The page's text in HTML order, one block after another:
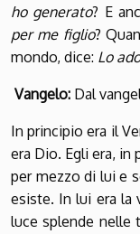
ho generato? E
per me figlio?
mondo, dice: Lo
Vangelo: Dal
In principio era il
era Dio. Egli era,
per mezzo di lui e
esiste. In lui era la
luce splende nelle